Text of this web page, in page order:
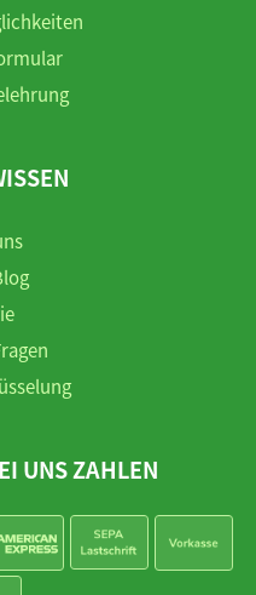
UNS ZAHLEN